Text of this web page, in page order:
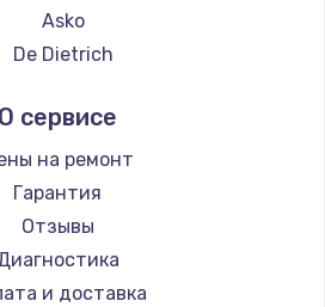
кофемашин Hisense
кофемашин DELTA
кофемашин Kyvol
RED solution
Bravilor Bonamat
кофемашин Vard
кофемашин Tuvio
кофемашин Carrera
Asko
De Dietrich
Ascaso
Jura
Olympia
Saeco
La Cimbali
WMF
О сервисе
на ремонт
Гарантия
Отзывы
и доставка